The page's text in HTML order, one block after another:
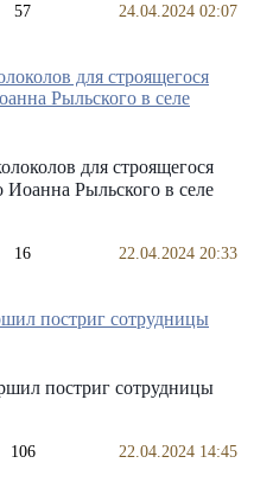
57 24.04.2024 02:07
для строящегося
Рыльского в селе
16 22.04.2024 20:33
постриг сотрудницы
106 22.04.2024 14:45